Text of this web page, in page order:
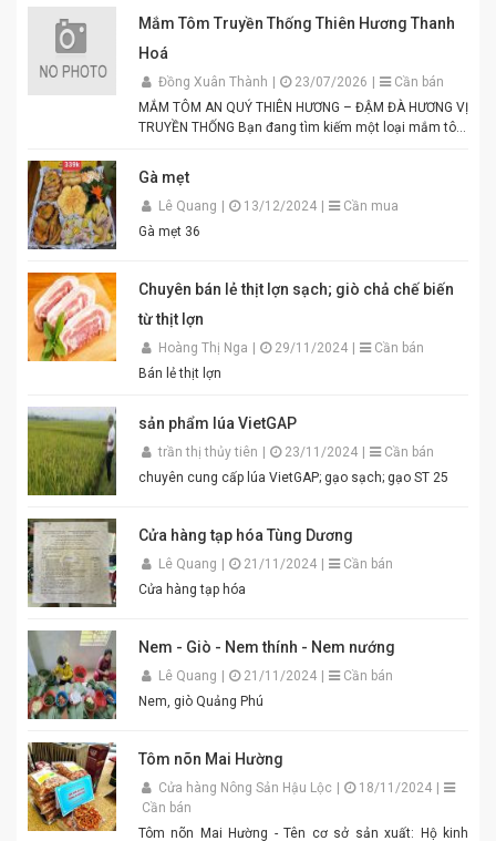
Mắm Tôm Truyền Thống Thiên Hương Thanh
Hoá
Đồng Xuân Thành 23/07/2026
Cần bán
MẮM TÔM AN QUÝ THIÊN HƯƠNG – ĐẬM ĐÀ HƯƠNG VỊ
TRUYỀN THỐNG Bạn đang tìm kiếm một loại mắm tôm
Mắm tôm An Quý Thiên Hương chính là lựa chọn hoàn
hảo cho mọi gia đình Việt. Được sản xuất từ tôm tươi
tuyển chọn theo quy trình lên men truyền thống. Màu
tím đặc trưng, hương thơm tự nhiên, vị đậm đà hài
Đóng gói tiện lợi, đảm bảo vệ sinh an toàn thực phẩm.
Hương vị thơm ngon chuẩn truyền thống. Độ sánh
mịn, màu sắc đẹp mắt. Dễ pha chế, dễ sử dụng. Phù
hợp cho gia đình, quán ăn và nhà hàng. Chỉ cần thêm
bún đậu chuẩn vị. Cam kết sản phẩm chất lượng,
đóng gói cẩn thận. Giao hàng nhanh toàn quốc. Đặt
tôm đậm đà, chuẩn vị quê hương cùng An Quý Thiên
#BunDauMamTom #GiaViTruyenThong
#DacSanVietNam #TikTokShop #AnQuyThienHuong
Gà mẹt
Lê Quang 13/12/2024
Cần mua
Gà mẹt 36
Chuyên bán lẻ thịt lợn sạch; giò chả chế biến
từ thịt lợn
Hoàng Thị Nga 29/11/2024
Cần bán
Bán lẻ thịt lợn
sản phẩm lúa VietGAP
trần thị thủy tiên 23/11/2024
Cần bán
chuyên cung cấp lúa VietGAP; gạo sạch; gạo ST 25
Cửa hàng tạp hóa Tùng Dương
Lê Quang 21/11/2024
Cần bán
Cửa hàng tạp hóa
Nem - Giò - Nem thính - Nem nướng
Lê Quang 21/11/2024
Cần bán
Nem, giò Quảng Phú
Tôm nõn Mai Hường
Cửa hàng Nông Sản Hậu Lộc 18/11/2024
Cần bán
Tôm nõn Mai Hường - Tên cơ sở sản xuất: Hộ kinh